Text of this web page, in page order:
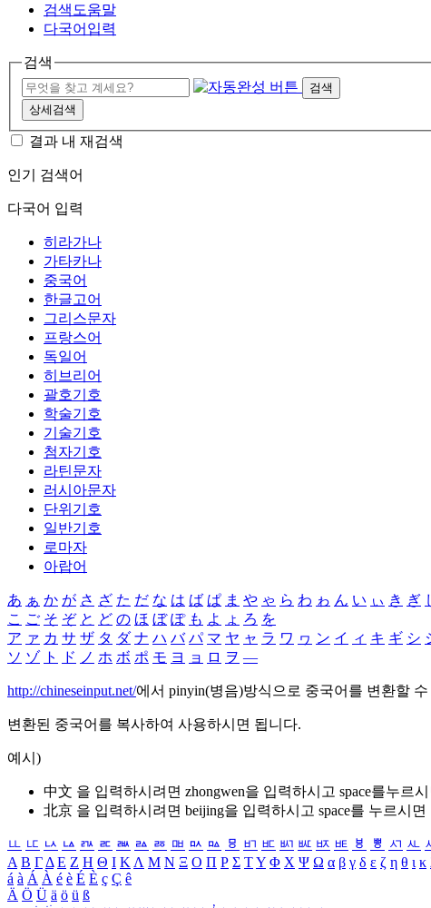
검색도움말
다국어입력
검색
검색
상세검색
결과 내 재검색
인기 검색어
다국어 입력
히라가나
가타카나
중국어
한글고어
그리스문자
프랑스어
독일어
히브리어
괄호기호
학술기호
기술기호
첨자기호
라틴문자
러시아문자
단위기호
일반기호
로마자
아랍어
あ ぁ か が さ ざ た だ な は ば ぱ ま や ゃ ら わ ゎ ん い ぃ き ぎ
こ ご そ ぞ と ど の ほ ぼ ぽ も よ ょ ろ を
ア ァ カ サ ザ タ ダ ナ ハ バ パ マ ヤ ャ ラ ワ ヮ ン イ ィ キ ギ シ
ソ ゾ ト ド ノ ホ ボ ポ モ ヨ ョ ロ ヲ ―
http://chineseinput.net/에서 pinyin(병음)방식으로 중국어를 변환할
변환된 중국어를 복사하여 사용하시면 됩니다.
예시)
中文 을 입력하시려면 zhongwen을 입력하시고 space를누르
北京 을 입력하시려면 beijing을 입력하시고 space를 누르시면
ㅥ ㅦ ㅧ ㅨ ㅩ ㅪ ㅫ ㅬ ㅭ ㅮ ㅯ ㅰ ㅱ ㅲ ㅳ ㅴ ㅵ ㅶ ㅷ ㅸ ㅹ ㅺ ㅻ
Α Β ΓΔ Ε Ζ Η Θ Ι ΚΛ Μ Ν Ξ Ο Π Ρ Σ ΤΥ Φ Χ Ψ Ω α β γ δ ε ζ η θ ι κ
á à Á À é è É È ç Ç ê
Ä Ö Ü ä ö ü ß